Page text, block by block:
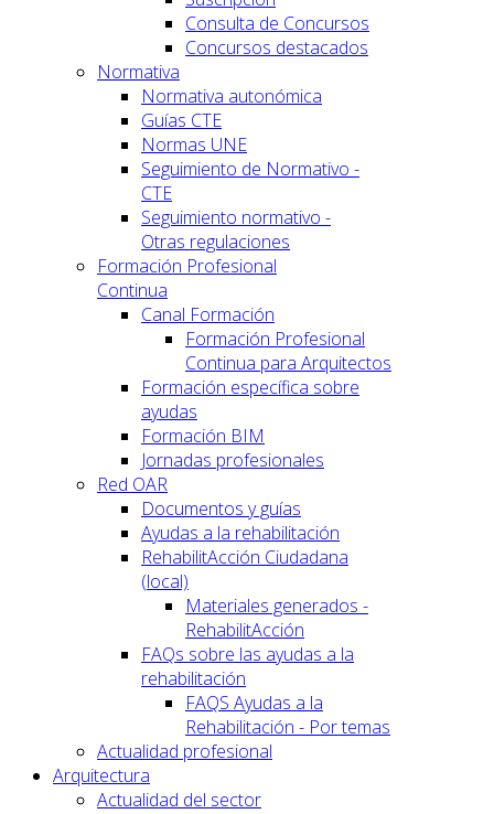
Consulta de Concursos
Concursos destacados
Normativa
Normativa autonómica
Guías CTE
Normas UNE
Seguimiento de Normativo -
CTE
Seguimiento normativo -
Otras regulaciones
Formación Profesional
Continua
Canal Formación
Formación Profesional
Continua para Arquitectos
Formación específica sobre
ayudas
Formación BIM
Jornadas profesionales
Red OAR
Documentos y guías
Ayudas a la rehabilitación
RehabilitAcción Ciudadana
(local)
Materiales generados -
RehabilitAcción
FAQs sobre las ayudas a la
rehabilitación
FAQS Ayudas a la
Rehabilitación - Por temas
Actualidad profesional
Arquitectura
Actualidad del sector